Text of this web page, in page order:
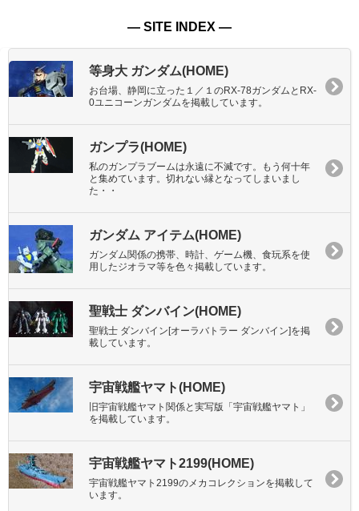
― SITE INDEX ―
等身大 ガンダム(HOME)
お台場、静岡に立った１／１のRX-78ガンダムとRX-
0ユニコーンガンダムを掲載しています。
ガンプラ(HOME)
私のガンプラブームは永遠に不滅です。もう何十年
と集めています。切れない縁となってしまいまし
た・・
ガンダム アイテム(HOME)
ガンダム関係の携帯、時計、ゲーム機、食玩系を使
用したジオラマ等を色々掲載しています。
聖戦士 ダンバイン(HOME)
聖戦士 ダンバイン[オーラバトラー ダンバイン]を掲
載しています。
宇宙戦艦ヤマト(HOME)
旧宇宙戦艦ヤマト関係と実写版「宇宙戦艦ヤマト」
を掲載しています。
宇宙戦艦ヤマト2199(HOME)
宇宙戦艦ヤマト2199のメカコレクションを掲載して
います。